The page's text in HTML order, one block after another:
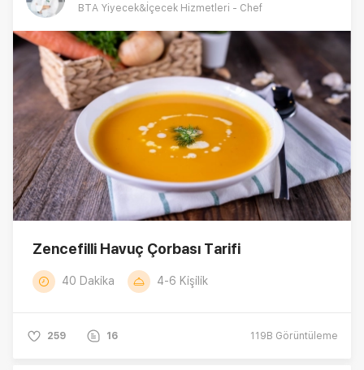
BTA Yiyecek&İçecek Hizmetleri - Chef
Zencefilli Havuç Çorbası Tarifi
40 Dakika 4-6 Kişilik
259 16 119B Görüntüleme